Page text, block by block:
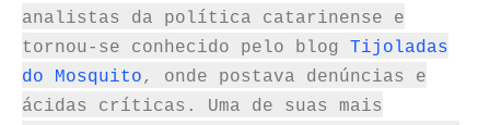
analistas da política catarinense e
tornou-se conhecido pelo blog Tijoladas
do Mosquito, onde postava denúncias e
ácidas críticas. Uma de suas mais